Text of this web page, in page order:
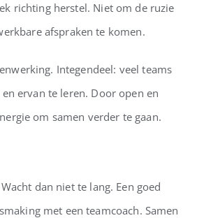
richting herstel. Niet om de ruzie
afspraken te komen.
Integendeel: veel teams
ervan te leren. Door open en
om samen verder te gaan.
dan niet te lang. Een goed
met een teamcoach. Samen